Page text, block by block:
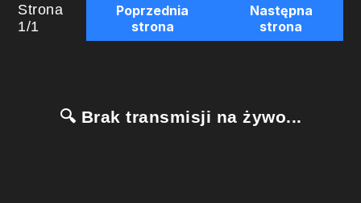
Strona
1/1
Poprzednia
strona
Następna
strona
🔍 Brak transmisji na żywo...